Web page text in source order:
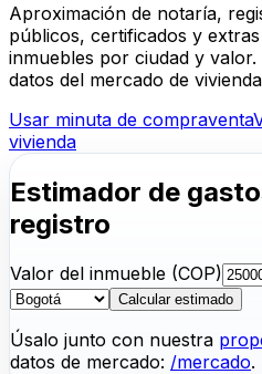
Aproximación de notaría,
públicos, certificados y
inmuebles por ciudad y
datos del mercado de
Usar minuta de compraventa
vivienda
Estimador de
registro
Valor del inmueble (COP)
Calcular estimado
Úsalo junto con nuestra
datos de mercado: /mercado.